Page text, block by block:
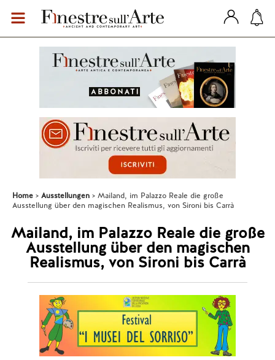
Home Ausstellungen
Mailand, im Palazzo Reale die große
Ausstellung über den magischen Realismus, von Sironi bis Carrà
Mailand, im Palazzo Reale die große
Ausstellung über den magischen
Realismus, von Sironi bis Carrà